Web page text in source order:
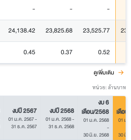
- - -
24,138.42 23,825.68 23,525.77
0.45 0.37 0.52
ดูเพิ่มเติม
หน่วย: ล้านบาท
งบปี 2567
01 ม.ค. 2567-
31 ธ.ค. 2567
งบปี 2568
01 ม.ค. 2568-
31 ธ.ค. 2568
งบ 6
เดือน/2568
01 ม.ค. 2568
-
30 มิ.ย. 2568
เดือ
01 ม.
30 มิ.